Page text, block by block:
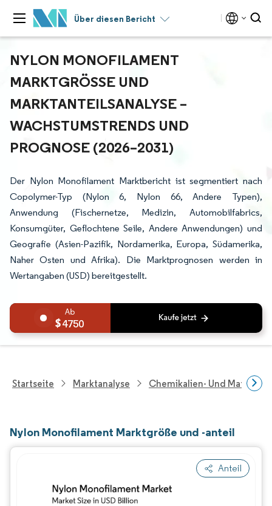
Über diesen Bericht
NYLON MONOFILAMENT
MARKTGRÖSSE UND M
ARKTANTEILSANALYSE – W
ACHSTUMSTRENDS UND P
ROGNOSE (2026–2031)
Der Nylon Monofilament Marktbericht ist segmentiert nach
Copolymer-Typ (Nylon 6, Nylon 66, Andere Typen),
Anwendung (Fischernetze, Medizin, Automobilfabrics,
Konsumgüter, Geflochtene Seile, Andere Anwendungen) und
Geografie (Asien-Pazifik, Nordamerika, Europa, Südamerika,
Naher Osten und Afrika). Die Marktprognosen werden in
Wertangaben (USD) bereitgestellt.
4750
Startseite Marktanalyse Chemikalien- Und
Nylon Monofilament Marktgröße und -anteil
Anteil